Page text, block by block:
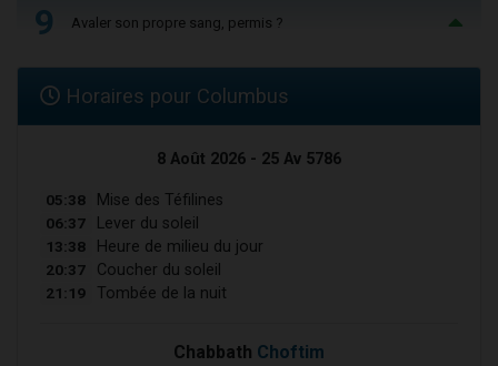
9 Avaler son propre sang, permis ?
Horaires pour Columbus
8 Août 2026 - 25 Av 5786
05:38 Mise des Téfilines
06:37 Lever du soleil
13:38 Heure de milieu du jour
20:37 Coucher du soleil
21:19 Tombée de la nuit
Chabbath Choftim